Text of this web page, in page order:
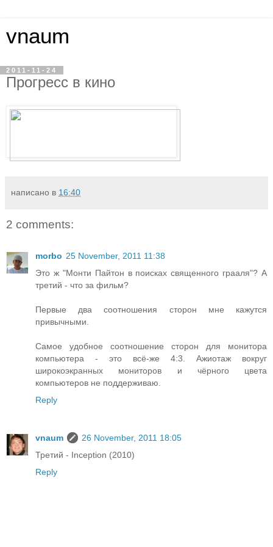
vnaum
2011-11-24
Прогресс в кино
написано в 16:40
2 comments:
morbo 25 November, 2011 11:38
Это ж "Монти Пайтон в поисках священного грааля"? А
третий - что за фильм?
Первые два соотношения сторон мне кажутся
привычными.
Самое удобное соотношение сторон для монитора
компьютера - это всё-же 4:3. Ажиотаж вокруг
широкоэкранных мониторов и чёрного цвета
компьютеров не поддерживаю.
Reply
vnaum
26 November, 2011 18:05
Третий - Inception (2010)
Reply